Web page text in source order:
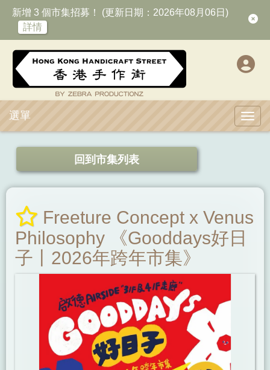
新增 3 個市集招募！ (更新日期：2026年08月06日)
詳情
選單
回到市集列表
Freeture Concept x Venus
Philosophy 《Gooddays好日
子丨2026年跨年市集》